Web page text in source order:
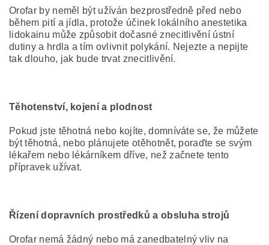
Orofar by neměl být užíván bezprostředně před nebo
během pití a jídla, protože účinek lokálního anestetika
lidokainu může způsobit dočasné znecitlivění ústní
dutiny a hrdla a tím ovlivnit polykání. Nejezte a nepijte
tak dlouho, jak bude trvat znecitlivění.
Těhotenství, kojení a plodnost
Pokud jste těhotná nebo kojíte, domníváte se, že můžete
být těhotná, nebo plánujete otěhotnět, poraďte se svým
lékařem nebo lékárníkem dříve, než začnete tento
přípravek užívat.
Řízení dopravních prostředků a obsluha strojů
Orofar nemá žádný nebo má zanedbatelný vliv na